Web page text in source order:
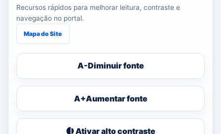
Recursos rápidos para melhorar leitura, contraste e
navegação no portal.
Mapa do Site
A-Diminuir fonte
A+Aumentar fonte
Ativar alto contraste